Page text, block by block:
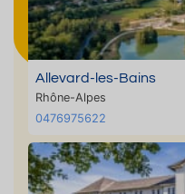
Allevard-les-Bains
Rhône-Alpes
0476975622